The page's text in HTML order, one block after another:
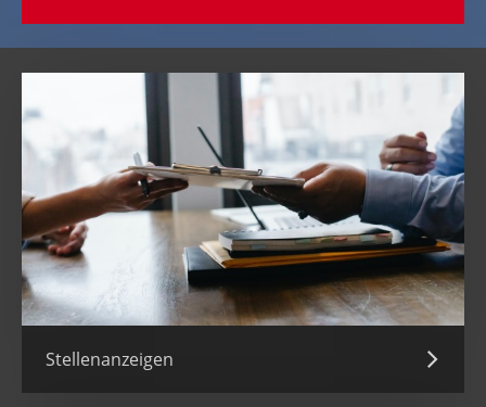
Stellenanzeigen